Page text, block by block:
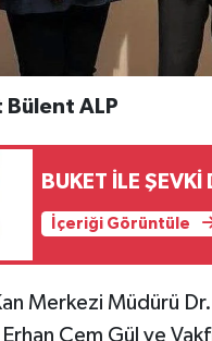
Bülent ALP
BUKET İLE
İçeriği Görüntüle
Merkezi Müdürü
Cem Gül ve